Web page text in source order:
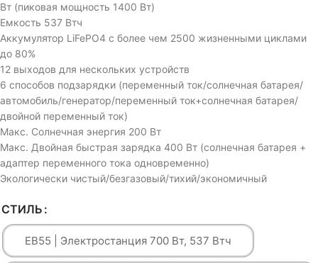
Вт (пиковая мощность 1400 Вт)
Емкость 537 Втч
Аккумулятор LiFePO4 с более чем 2500 жизненными циклами
до 80%
12 выходов для нескольких устройств
6 способов подзарядки (переменный ток/солнечная батарея/
автомобиль/генератор/переменный ток+солнечная батарея/
двойной переменный ток)
Макс. Солнечная энергия 200 Вт
Макс. Двойная быстрая зарядка 400 Вт (солнечная батарея +
адаптер переменного тока одновременно)
Экологически чистый/безгазовый/тихий/экономичный
СТИЛЬ
ЕВ55 | Электростанция 700 Вт, 537 Втч